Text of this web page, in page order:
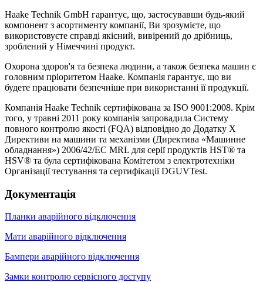
Haake Technik GmbH гарантує, що, застосувавши будь-який
компонент з асортименту компанії, Ви зрозумієте, що
використовуєте справді якісний, вивірений до дрібниць,
зроблений у Німеччині продукт.
Охорона здоров'я та безпека людини, а також безпека машин є
головним пріоритетом Haake. Компанія гарантує, що ви
будете працювати безпечніше при використанні її продукції.
Компанія Haake Technik сертифікована за ISO 9001:2008. Крім
того, у травні 2011 року компанія запровадила Систему
повного контролю якості (FQA) відповідно до Додатку X
Директиви на машини та механізми (Директива «Машинне
обладнання») 2006/42/EC MRL для серії продуктів HST® та
HSV® та була сертифікована Комітетом з електротехніки
Організації тестування та сертифікації DGUVTest.
Документація
Планки аварійного відключення
Мати аварійного відключення
Бампери аварійного відключення
Замки контролю сервісного доступу